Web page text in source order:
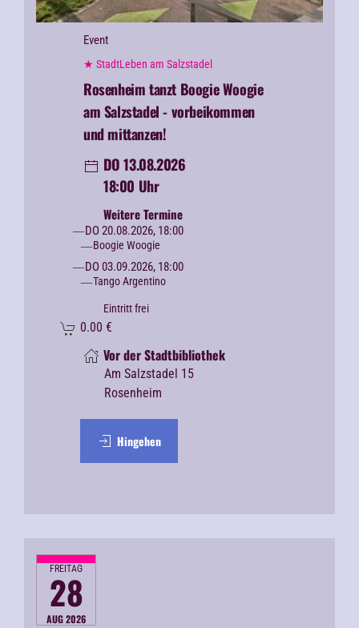
Event
★ StadtLeben am Salzstadel
Rosenheim tanzt Boogie Woogie
am Salzstadel - vorbeikommen
und mittanzen!
DO 13.08.2026
18:00 Uhr
Weitere Termine
DO 20.08.2026, 18:00
Boogie Woogie
DO 03.09.2026, 18:00
Tango Argentino
Eintritt frei
0.00 €
Vor der Stadtbibliothek
Am Salzstadel 15
Rosenheim
Hingehen
FREITAG
28
AUG 2026